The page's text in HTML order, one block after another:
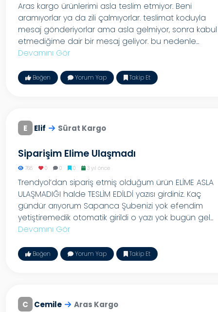
Aras kargo ürünlerimi asla teslim etmiyor. Beni
aramıyorlar ya da zili çalmıyorlar. teslimat koduyla
mesaj gönderiyorlar ama asla gelmiyor, sonra kabul
etmediğime dair bir mesaj geliyor. bu nedenle...
Devamını Gör
Beğen Yorum Yap Takip Et
E Elif Sürat Kargo
Siparişim Elime Ulaşmadı
768 0 0 0 3 yıl önce
Trendyol’dan sipariş etmiş olduğum ürün ELİME ASLA
ULAŞMADIĞI halde TESLİM EDİLDİ yazısı girdiniz. Kaç
gündür arıyorum Sapanca Şubenizi yok efendim
yetiştiremedik otomatik girildi o yazı yok bugün gel...
Devamını Gör
Beğen Yorum Yap Takip Et
C Cemile Aras Kargo